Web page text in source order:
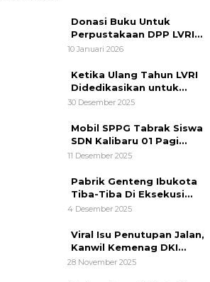
Donasi Buku Untuk
Perpustakaan DPP LVRI
Terus Mengalir
10 Januari 2026
Ketika Ulang Tahun LVRI
Didedikasikan untuk
Kemanusiaan
30 Desember 2025
Mobil SPPG Tabrak Siswa
SDN Kalibaru 01 Pagi
Cilincing Jakarta Utara
11 Desember 2025
Pabrik Genteng Ibukota
Tiba-Tiba Di Eksekusi
Jurusita Pengadilan Negeri
Hukum Sejak Awal
4 Desember 2025
Viral Isu Penutupan Jalan,
Kanwil Kemenag DKI
Jakarta Luruskan Fakta
28 November 2025